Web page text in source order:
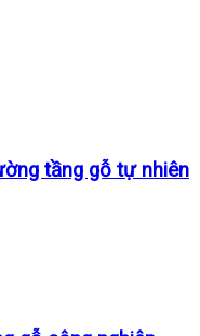
tầng gỗ tự nhiên